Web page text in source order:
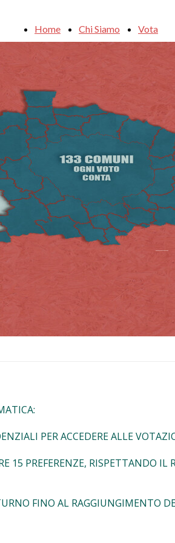
Home Chi Siamo Vota
PER ACCEDERE ALLE
15 PREFERENZE, RISPETTANDO IL
FINO AL RAGGIUNGIMENTO